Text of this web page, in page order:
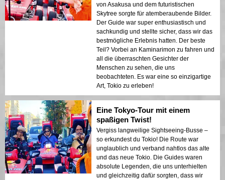
von Asakusa und dem futuristischen
Skytree sorgte für atemberaubende Bilder.
Der Guide war super enthusiastisch und
sachkundig und stellte sicher, dass wir das
bestmögliche Erlebnis hatten. Der beste
Teil? Vorbei an Kaminarimon zu fahren und
all die überraschten Gesichter der
Menschen zu sehen, die uns
beobachteten. Es war eine so einzigartige
Art, Tokio zu erleben!
Eine Tokyo-Tour mit einem
spaßigen Twist!
Vergiss langweilige Sightseeing-Busse –
so erkundest du Tokio! Die Route war
unglaublich und verband nahtlos das alte
und das neue Tokio. Die Guides waren
absolute Legenden, die uns unterhielten
und gleichzeitig dafür sorgten, dass wir